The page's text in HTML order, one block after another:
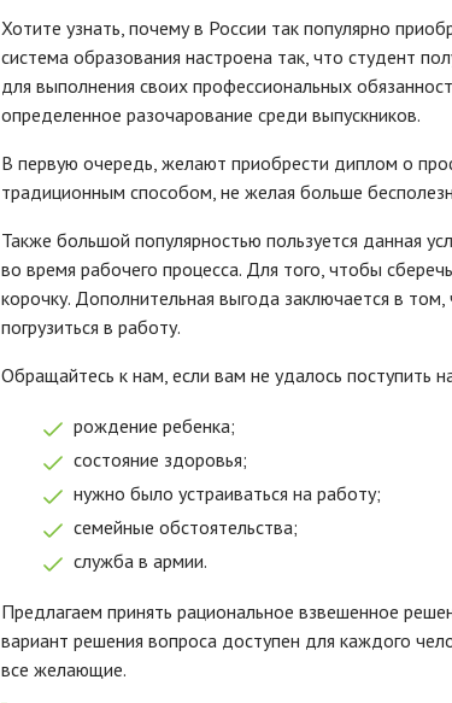
Хотите узнать, почему в России так популярно
система образования настроена так, что студент
для выполнения своих профессиональных
определенное разочарование среди выпускников.
В первую очередь, желают приобрести диплом о
традиционным способом, не желая больше
Также большой популярностью пользуется данная
во время рабочего процесса. Для того, чтобы
корочку. Дополнительная выгода заключается в
погрузиться в работу.
Обращайтесь к нам, если вам не удалось поступить
рождение ребенка;
состояние здоровья;
нужно было устраиваться на работу;
семейные обстоятельства;
служба в армии.
Предлагаем принять рациональное взвешенное
вариант решения вопроса доступен для каждого
все желающие.